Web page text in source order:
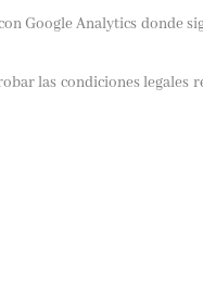
Google Analytics donde
las condiciones legales